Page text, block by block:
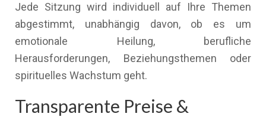
Jede Sitzung wird individuell auf Ihre Themen
abgestimmt, unabhängig davon, ob es um
emotionale Heilung, berufliche
Herausforderungen, Beziehungsthemen oder
spirituelles Wachstum geht.
Transparente Preise &